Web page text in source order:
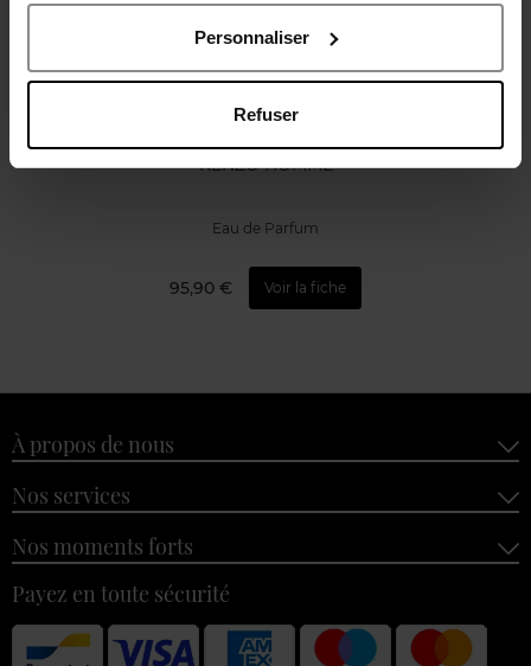
Personnaliser
Refuser
KENZO
KENZO HOMME
Eau de Parfum
95,90 € Voir la fiche
À propos de nous
Nos services
Nos moments forts
Payez en toute sécurité